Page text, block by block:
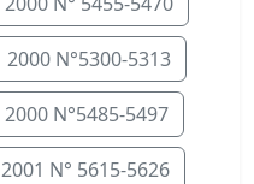
2000 N°5300-5313
2000 N°5485-5497
2001 N° 5615-5626